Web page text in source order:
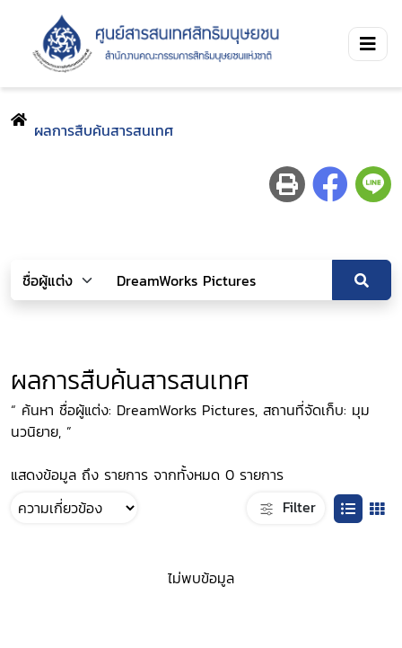
ผลการสืบค้นสารสนเทศ
ผลการสืบค้นสารสนเทศ
“ ค้นหา ชื่อผู้แต่ง: DreamWorks Pictures, สถานที่จัดเก็บ: มุม
นวนิยาย, ”
แสดงข้อมูล ถึง รายการ จากทั้งหมด 0 รายการ
Filter
ไม่พบข้อมูล